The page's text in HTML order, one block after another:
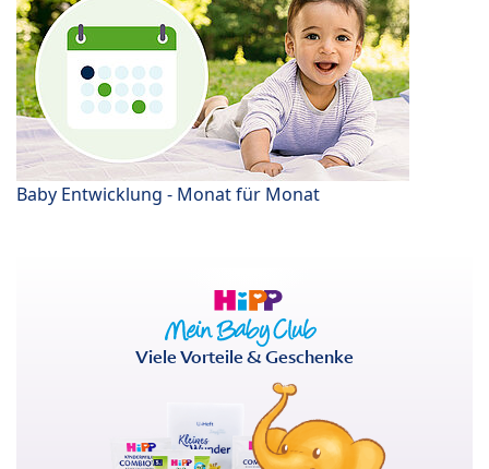
Baby Entwicklung - Monat für Monat
Viele Vorteile & Geschenke